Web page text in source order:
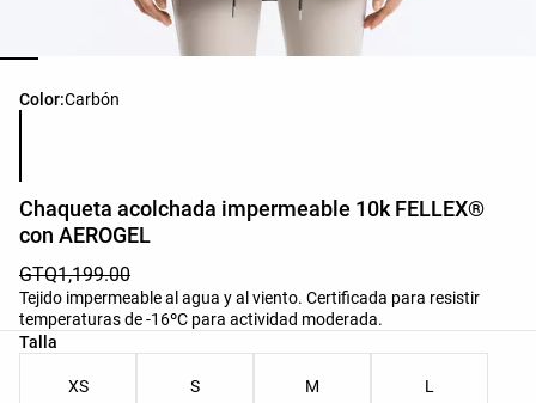
Color:Carbón
Lista de colores del producto
Chaqueta acolchada impermeable 10k FELLEX®
con AEROGEL
GTQ1,199.00
Tejido impermeable al agua y al viento. Certificada para resistir
temperaturas de -16ºC para actividad moderada.
Talla
Lista de tallas del producto
XS S M L